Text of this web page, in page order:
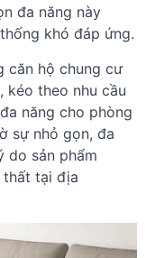
đa năng này
khó đáp ứng.
căn hộ chung cư
kéo theo nhu cầu
năng cho phòng
sự nhỏ gọn, đa
do sản phẩm
thất tại địa